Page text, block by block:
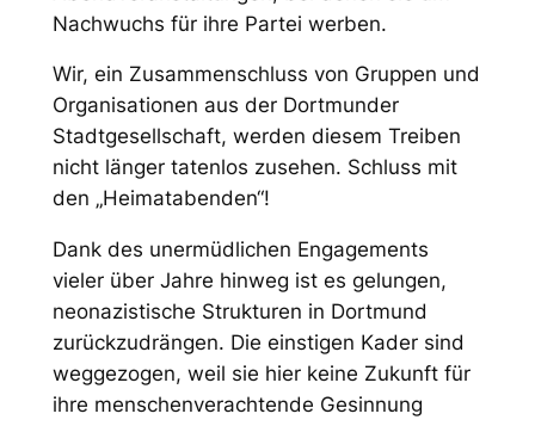
Nachwuchs für ihre Partei werben.
Wir, ein Zusammenschluss von Gruppen und
Organisationen aus der Dortmunder
Stadtgesellschaft, werden diesem Treiben
nicht länger tatenlos zusehen. Schluss mit
den „Heimatabenden“!
Dank des unermüdlichen Engagements
vieler über Jahre hinweg ist es gelungen,
neonazistische Strukturen in Dortmund
zurückzudrängen. Die einstigen Kader sind
weggezogen, weil sie hier keine Zukunft für
ihre menschenverachtende Gesinnung